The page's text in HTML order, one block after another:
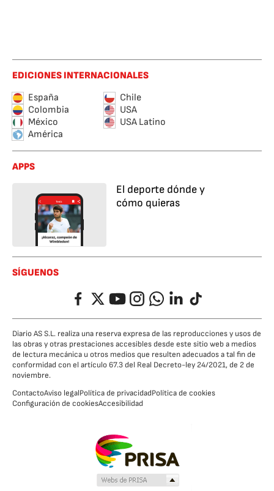
EDICIONES INTERNACIONALES
España
Chile
Colombia
USA
México
USA Latino
América
APPS
El deporte dónde y
cómo quieras
SÍGUENOS
FacebookTwitterYouTubeInstagramWhatsappLinkedIn
TikTok
Diario AS S.L. realiza una reserva expresa de las reproducciones y usos de
las obras y otras prestaciones accesibles desde este sitio web a medios
de lectura mecánica u otros medios que resulten adecuados a tal fin de
conformidad con el artículo 67.3 del Real Decreto-ley 24/2021, de 2 de
noviembre.
ContactoAviso legalPolítica de privacidadPolítica de cookies
Configuración de cookiesAccesibilidad